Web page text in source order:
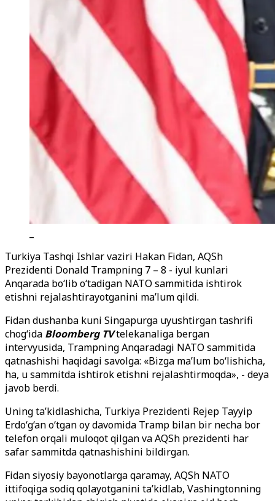
Turkiya Tashqi Ishlar vaziri Hakan Fidan, AQSh
Prezidenti Donald Trampning 7 – 8 - iyul kunlari
Anqarada bo‘lib o‘tadigan NATO sammitida ishtirok
etishni rejalashtirayotganini ma’lum qildi.
Fidan dushanba kuni Singapurga uyushtirgan tashrifi
chog‘ida Bloomberg TVtelekanaliga bergan
intervyusida, Trampning Anqaradagi NATO sammitida
qatnashishi haqidagi savolga: «Bizga ma’lum bo‘lishicha,
ha, u sammitda ishtirok etishni rejalashtirmoqda», - deya
javob berdi.
Uning ta’kidlashicha, Turkiya Prezidenti Rejep Tayyip
Erdo‘g‘an o‘tgan oy davomida Tramp bilan bir necha bor
telefon orqali muloqot qilgan va AQSh prezidenti har
safar sammitda qatnashishini bildirgan.
Fidan siyosiy bayonotlarga qaramay, AQSh NATO
ittifoqiga sodiq qolayotganini ta’kidlab, Vashingtonning